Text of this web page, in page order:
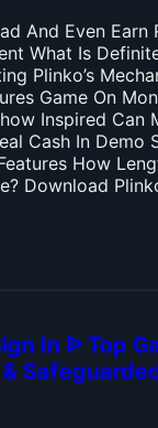
And Even Earn
What Is
Plinko’s
Game On
Inspired Can
Cash In Demo
How
Download
In ᐉ Top